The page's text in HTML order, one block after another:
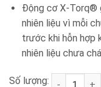
Động cơ X-Torq®
nhiên liệu vì mỗi
trước khi hỗn hợp
nhiên liệu chưa
Số lượng: Máy cưa